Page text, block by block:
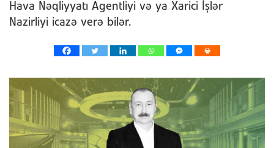
Hava Nəqliyyatı Agentliyi və ya Xarici İşlər
Nazirliyi icazə verə bilər.